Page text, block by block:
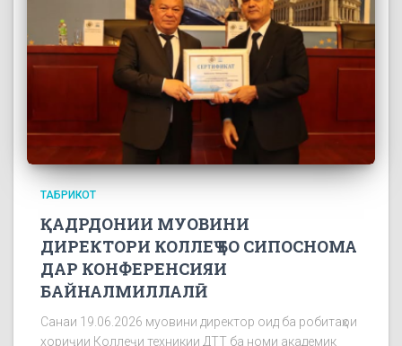
ТАБРИКОТ
ҚАДРДОНИИ МУОВИНИ
ДИРЕКТОРИ КОЛЛЕҶ БО СИПОСНОМА
ДАР КОНФЕРЕНСИЯИ
БАЙНАЛМИЛЛАЛӢ
Санаи 19.06.2026 муовини директор оид ба робитаҳои
хориҷии Коллеҷи техникии ДТТ ба номи академик